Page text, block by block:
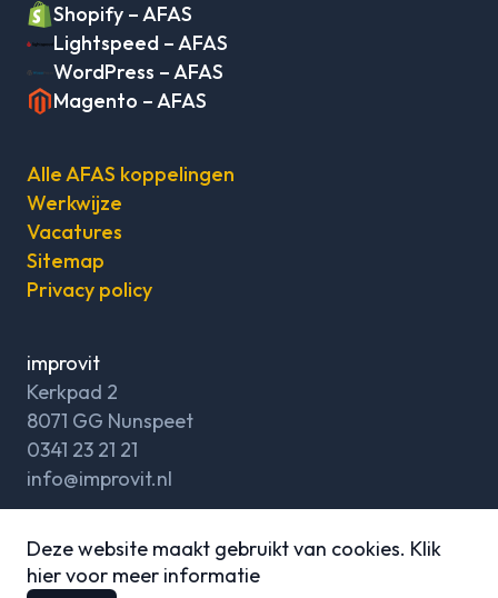
Deze website maakt gebruikt van cookies. Klik
hier voor meer informatie
Shopify – AFAS
Lightspeed – AFAS
WordPress – AFAS
Magento – AFAS
Alle AFAS koppelingen
Werkwijze
Vacatures
Sitemap
Privacy policy
improvit
Kerkpad 2
8071 GG Nunspeet
0341 23 21 21
info@improvit.nl